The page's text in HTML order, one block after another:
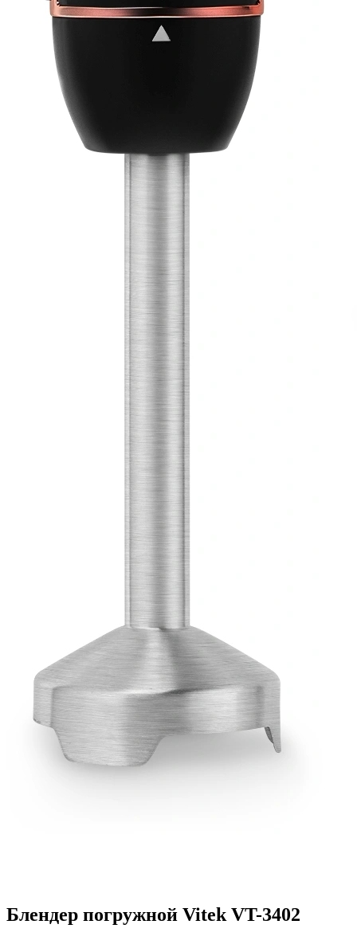
Блендер погружной Vitek VT-3402